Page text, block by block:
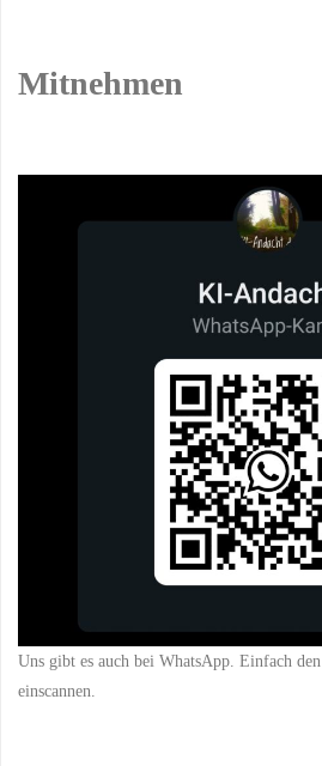
Mitnehmen
Uns gibt es auch bei WhatsApp. Einfach
einscannen.